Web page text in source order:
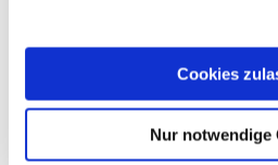
Cookies
Nur notwendige
vierfarbig auch einfarbig drucken
eine günstige Alternative zum
ins Auge sticht.
Bilderdruckpapier aus vielen. Bei DIN
sogar ein Affichenpapier auswählen.